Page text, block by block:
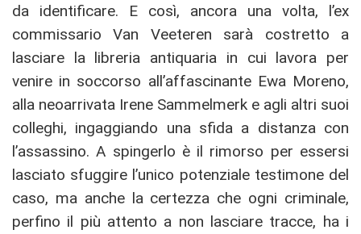
da identificare. E così, ancora una volta, l’ex
commissario Van Veeteren sarà costretto a
lasciare la libreria antiquaria in cui lavora per
venire in soccorso all’affascinante Ewa Moreno,
alla neoarrivata Irene Sammelmerk e agli altri suoi
colleghi, ingaggiando una sfida a distanza con
l’assassino. A spingerlo è il rimorso per essersi
lasciato sfuggire l’unico potenziale testimone del
caso, ma anche la certezza che ogni criminale,
perfino il più attento a non lasciare tracce, ha i